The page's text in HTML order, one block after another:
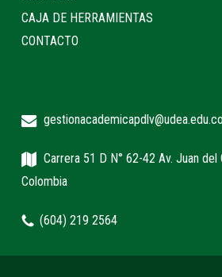
CAJA DE HERRAMIENTAS
CONTACTO
gestionacademicapdlv@udea.edu.co
Carrera 51 D N° 62-42 Av. Juan del
Colombia
(604) 219 2564